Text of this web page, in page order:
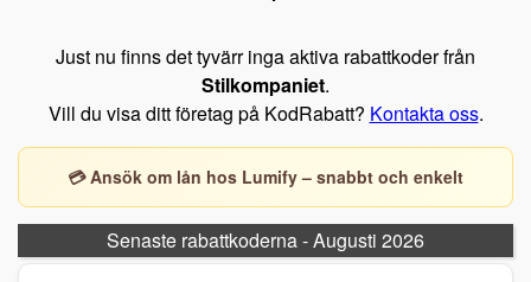
Just nu finns det tyvärr inga aktiva rabattkoder från
Stilkompaniet.
Vill du visa ditt företag på KodRabatt? Kontakta oss.
💳 Ansök om lån hos Lumify – snabbt och enkelt
Senaste rabattkoderna - Augusti 2026